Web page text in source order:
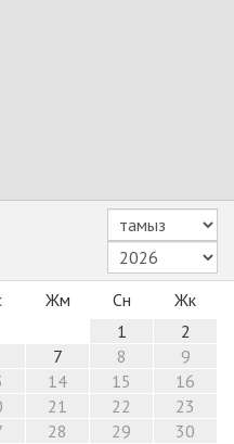
Жм Сн
Жк
1
2
7 8
9
14 15
16
21 22
23
28 29
30